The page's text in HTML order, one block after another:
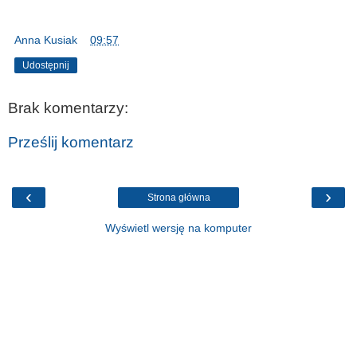
Anna Kusiak 09:57
Udostępnij
Brak komentarzy:
Prześlij komentarz
‹ ›
Strona główna
Wyświetl wersję na komputer